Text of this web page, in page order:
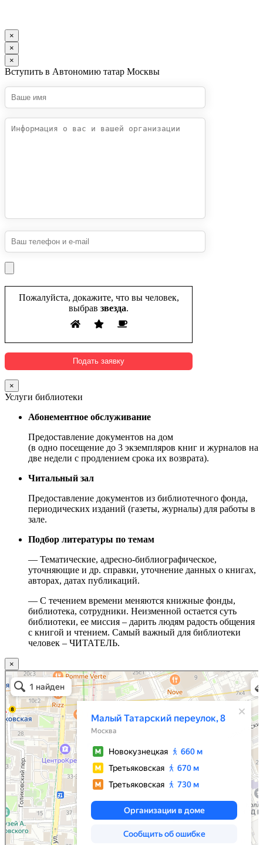
×
×
×
Вступить в Автономию татар Москвы
Пожалуйста, докажите, что вы человек,
выбрав звезда.
×
Услуги библиотеки
Абонементное обслуживание
Предоставление документов на дом
(в одно посещение до 3 экземпляров книг и журналов на
две недели с продлением срока их возврата).
Читальный зал
Предоставление документов из библиотечного фонда,
периодических изданий (газеты, журналы) для работы в
зале.
Подбор литературы по темам
— Тематические, адресно-библиографическое,
уточняющие и др. справки, уточнение данных о книгах,
авторах, датах публикаций.
— С течением времени меняются книжные фонды,
библиотека, сотрудники. Неизменной остается суть
библиотеки, ее миссия – дарить людям радость общения
с книгой и чтением. Самый важный для библиотеки
человек – ЧИТАТЕЛЬ.
×
Москва
Малый Татарский переулок, 8 на карте Москвы, ближайшее метро Новокузнецкая —
Яндекс.Карты